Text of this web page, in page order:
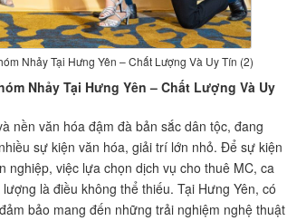
Nhảy Tại Hưng Yên – Chất Lượng Và Uy Tín (2)
Nhảy Tại Hưng Yên – Chất Lượng Và Uy
nền văn hóa đậm đà bản sắc dân tộc, đang
sự kiện văn hóa, giải trí lớn nhỏ. Để sự kiện
nghiệp, việc lựa chọn dịch vụ cho thuê MC, ca
là điều không thể thiếu. Tại Hưng Yên, có
bảo mang đến những trải nghiệm nghệ thuật